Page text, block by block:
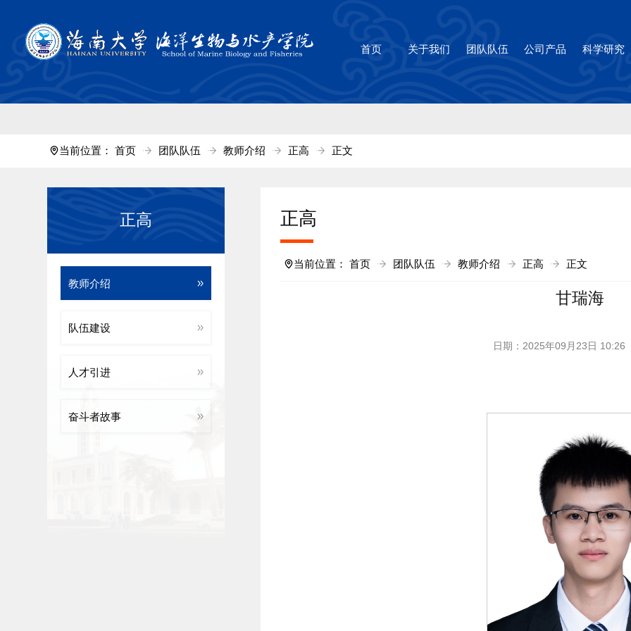
首页 关于我们 团队队伍 公司产品 科学研究
当前位置：首页 团队队伍 教师介绍 正高 正文
正高
教师介绍
队伍建设
人才引进
奋斗者故事
正高
当前位置：首页 团队队伍 教师介绍 正高 正文
甘瑞海
日期： 2025年09月23日 10:26